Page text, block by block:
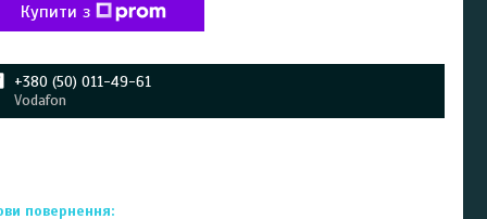
Купити з
+380 (50) 011-49-61
Vodafon